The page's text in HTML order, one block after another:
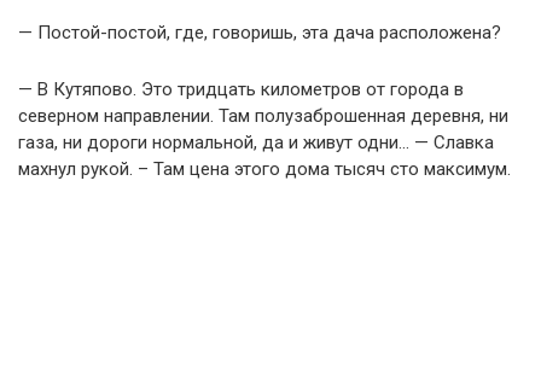
— Постой-постой, где, говоришь, эта дача расположена?
— В Кутяпово. Это тридцать километров от города в
северном направлении. Там полузаброшенная деревня, ни
газа, ни дороги нормальной, да и живут одни… — Славка
махнул рукой. – Там цена этого дома тысяч сто максимум.